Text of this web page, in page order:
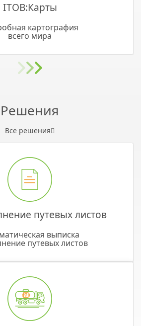
ITOB:Карты
картография
всего мира
Решения
Все решения
путевых листов
выписка
путевых листов